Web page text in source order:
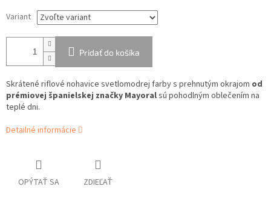
Variant
Pridať do košíka
Skrátené riflové nohavice svetlomodrej farby s prehnutým okrajom od
prémiovej španielskej značky Mayoralsú pohodlným oblečením na
teplé dni.
Detailné informácie
OPÝTAŤ SA ZDIEĽAŤ